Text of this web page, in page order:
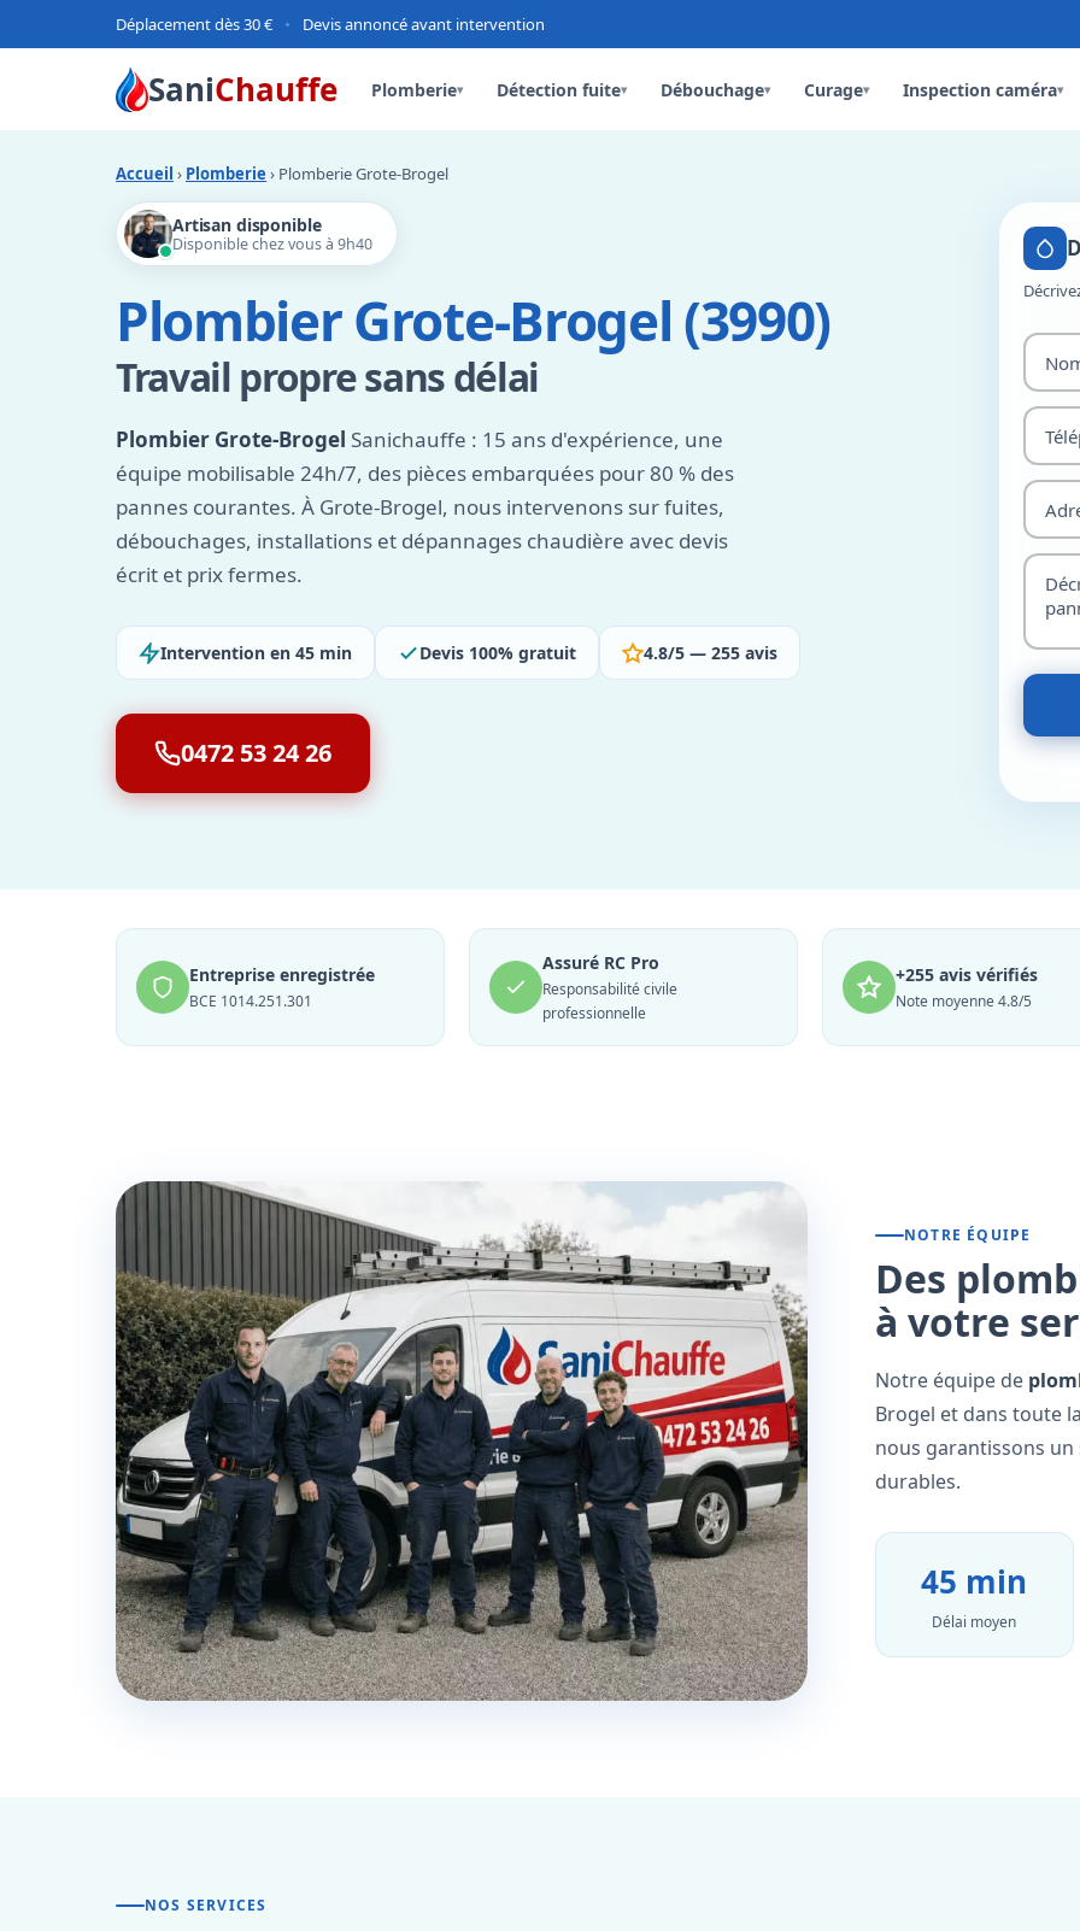
Déplacement dès 30 € • Devis annoncé avant intervention
SaniChauffe Plomberie▾ Détection fuite▾ Débouchage▾ Curage▾ Inspection caméra▾
Accueil › Plomberie › Plomberie Grote-Brogel
Artisan disponible
Disponible chez vous à 9h40
Plombier Grote-Brogel (3990)
Travail propre sans délai
Plombier Grote-Brogel Sanichauffe : 15 ans d'expérience, une
équipe mobilisable 24h/7, des pièces embarquées pour 80 % des
pannes courantes. À Grote-Brogel, nous intervenons sur fuites,
débouchages, installations et dépannages chaudière avec devis
écrit et prix fermes.
Intervention en 45 min Devis 100% gratuit 4.8/5 — 255 avis
0472 53 24 26
Entreprise enregistrée
BCE 1014.251.301
Assuré RC Pro
Responsabilité civile
professionnelle
+255 avis vérifiés
Note moyenne 4.8/5
NOTRE ÉQUIPE
Des
à votre
Notre équipe de
Brogel et dans toute
nous garantissons
durables.
45 min
Délai moyen
NOS SERVICES